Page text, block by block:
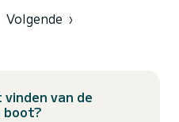
Volgende ›
van de